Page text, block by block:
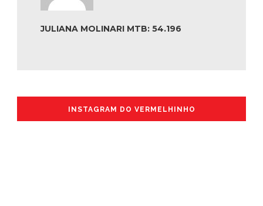
JULIANA MOLINARI MTB: 54.196
INSTAGRAM DO VERMELHINHO